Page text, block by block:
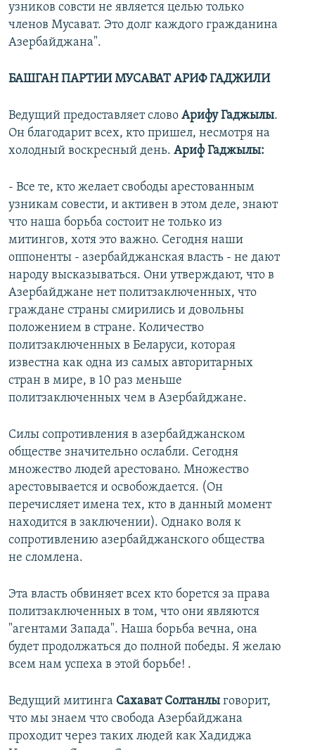
узников совсти не является целью только
членов Мусават. Это долг каждого гражданина
Азербайджана".
БАШГАН ПАРТИИ МУСАВАТ АРИФ ГАДЖИЛИ
Ведущий предоставляет слово Арифу Гаджылы.
Он благодарит всех, кто пришел, несмотря на
холодный воскресный день. Ариф Гаджылы:
- Все те, кто желает свободы арестованным
узникам совести, и активен в этом деле, знают
что наша борьба состоит не только из
митингов, хотя это важно. Сегодня наши
оппоненты - азербайджанская власть - не дают
народу высказываться. Они утверждают, что в
Азербайджане нет политзаключенных, что
граждане страны смирились и довольны
положением в стране. Количество
политзаключенных в Беларуси, которая
известна как одна из самых авторитарных
стран в мире, в 10 раз меньше
политзаключенных чем в Азербайджане.
Силы сопротивления в азербайджанском
обществе значительно ослабли. Сегодня
множество людей арестовано. Множество
арестовывается и освобождается. (Он
перечисляет имена тех, кто в данный момент
находится в заключении). Однако воля к
сопротивлению азербайджанского общества
не сломлена.
Эта власть обвиняет всех кто борется за права
политзаключенных в том, что они являются
"агентами Запада". Наша борьба вечна, она
будет продолжаться до полной победы. Я желаю
всем нам успеха в этой борьбе! .
Ведущий митинга Сахават Солтанлы говорит,
что мы знаем что свобода Азербайджана
проходит через таких людей как Хадиджа